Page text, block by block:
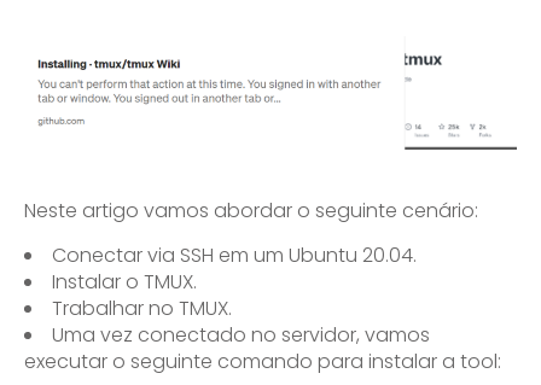
Neste artigo vamos abordar o seguinte cenário:
Conectar via SSH em um Ubuntu 20.04.
Instalar o TMUX.
Trabalhar no TMUX.
Uma vez conectado no servidor, vamos
executar o seguinte comando para instalar a tool: